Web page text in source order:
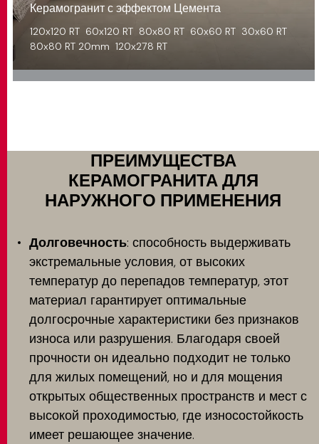
Керамогранит с эффектом Цемента
120x120 RT 60x120 RT 80x80 RT 60x60 RT 30x60 RT
80x80 RT 20mm 120x278 RT
ПРЕИМУЩЕСТВА
КЕРАМОГРАНИТА ДЛЯ
НАРУЖНОГО ПРИМЕНЕНИЯ
Долговечность: способность выдерживать
экстремальные условия, от высоких
температур до перепадов температур, этот
материал гарантирует оптимальные
долгосрочные характеристики без признаков
износа или разрушения. Благодаря своей
прочности он идеально подходит не только
для жилых помещений, но и для мощения
открытых общественных пространств и мест с
высокой проходимостью, где износостойкость
имеет решающее значение.